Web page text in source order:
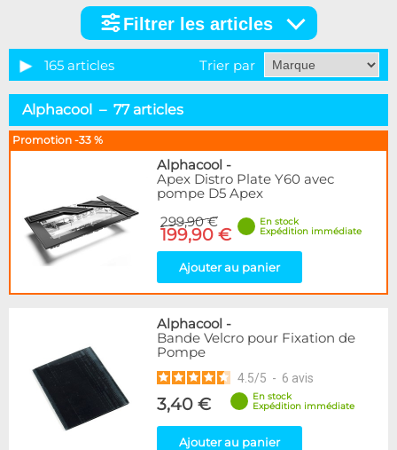
articles
Catégorie
Pompes D5 & DDC
Pompes Autres
Combos Réservoir+Pompe
28
Distributeurs
29
Top & Accessoires
50
Marque
DocMicro
1
1
Eheim
EK Water Blocks
20
Innovatek
KooLance
Laing
Filtrer les articles
165 articles Trier par
Alphacool – 77 articles
Promotion -33 %
Alphacool -
Apex Distro Plate Y60 avec
pompe D5 Apex
299,90 €
199,90 €
En stock
Expédition immédiate
Ajouter au panier
Alphacool -
Bande Velcro pour Fixation de
Pompe
4.5/5 - 6 avis
3,40 €
En stock
Expédition immédiate
Ajouter au panier